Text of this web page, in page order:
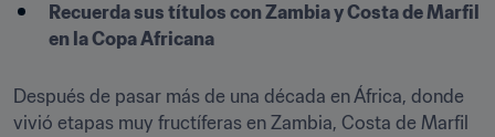
Recuerda sus títulos con Zambia y Costa de Marfil
en la Copa Africana
Después de pasar más de una década en África, donde
vivió etapas muy fructíferas en Zambia, Costa de Marfil